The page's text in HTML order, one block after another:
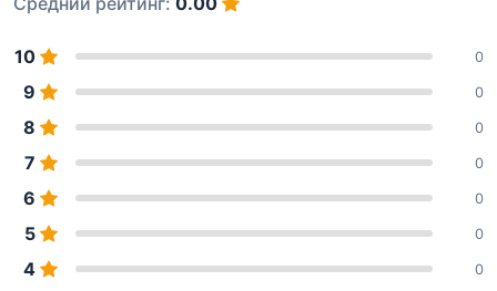
10 0
9 0
8 0
7 0
6 0
5 0
4 0